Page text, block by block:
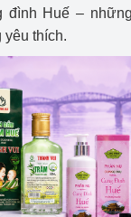
đình Huế –
thích.